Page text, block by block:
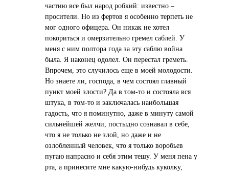
частию все был народ робкий: известно –
просители. Hо из фертов я особенно терпеть не
мог одного офицера. Он никак не хотел
покориться и омерзительно гремел саблей. У
меня с ним полтора года за эту саблю война
была. Я наконец одолел. Он перестал греметь.
Впрочем, это случилось еще в моей молодости.
Hо знаете ли, господа, в чем состоял главный
пункт моей злости? Да в том-то и состояла вся
штука, в том-то и заключалась наибольшая
гадость, что я поминутно, даже в минуту самой
сильнейшей желчи, постыдно сознавал в себе,
что я не только не злой, но даже и не
озлобленный человек, что я только воробьев
пугаю напрасно и себя этим тешу. У меня пена у
рта, а принесите мне какую-нибудь куколку,